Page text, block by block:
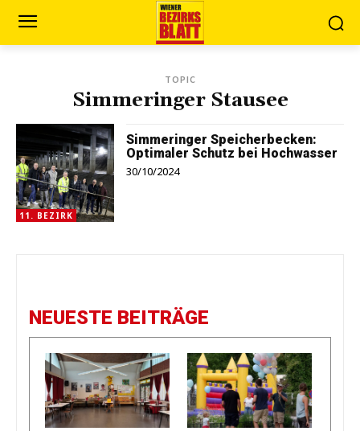
TOPIC
Simmeringer Stausee
11. BEZIRK
Simmeringer Speicherbecken:
Optimaler Schutz bei Hochwasser
30/10/2024
NEUESTE BEITRÄGE